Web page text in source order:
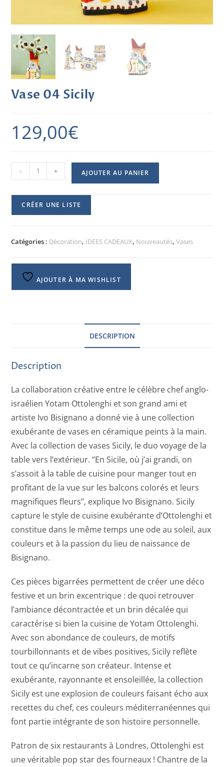
Vase 04 Sicily
129,00€
- + AJOUTER AU PANIER
CRÉER UNE LISTE
Catégories : Décoration, IDEES CADEAUX, Nouveautés,Vases
AJOUTER À MA WISHLIST
DESCRIPTION
Description
La collaboration créative entre le célèbre chef anglo-
israélien Yotam Ottolenghi et son grand ami et
artiste Ivo Bisignano a donné vie à une collection
exubérante de vases en céramique peints à la main.
Avec la collection de vases Sicily, le duo voyage de la
table vers l’extérieur. ‘’En Sicile, où j’ai grandi, on
s’assoit à la table de cuisine pour manger tout en
profitant de la vue sur les balcons colorés et leurs
magnifiques fleurs’’, explique Ivo Bisignano. Sicily
capture le style de cuisine exubérante d’Ottolenghi et
constitue dans le même temps une ode au soleil, aux
couleurs et à la passion du lieu de naissance de
Bisignano.
Ces pièces bigarrées permettent de créer une déco
festive et un brin excentrique : de quoi retrouver
l’ambiance décontractée et un brin décalée qui
caractérise si bien la cuisine de Yotam Ottolenghi.
Avec son abondance de couleurs, de motifs
tourbillonnants et de vibes positives, Sicily reflète
tout ce qu’incarne son créateur. Intense et
exubérante, rayonnante et ensoleillée, la collection
Sicily est une explosion de couleurs faisant écho aux
recettes du chef, ces couleurs méditerranéennes qui
font partie intégrante de son histoire personnelle.
Patron de six restaurants à Londres, Ottolenghi est
une véritable pop star des fourneaux ! Chantre de la